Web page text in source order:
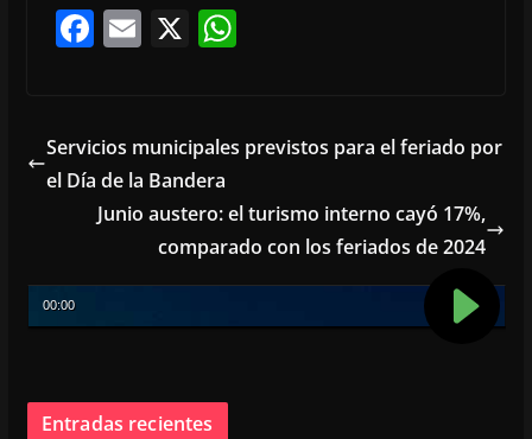
F
b
o
o
E
l
X W
s
p
p
Servicios municipales previstos para el feriado por
el Día de la Bandera
Junio austero: el turismo interno cayó 17%,
comparado con los feriados de 2024
Entradas recientes